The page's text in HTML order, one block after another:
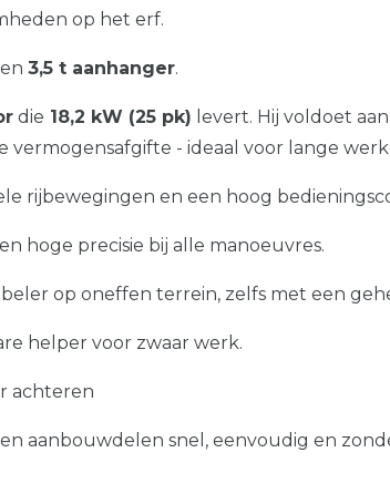
op het erf.
3,5 t aanhanger.
die 18,2 kW (25 pk) levert. Hij voldoet
- ideaal voor lange
rijbewegingen en een hoog
hoge precisie bij alle manoeuvres.
op oneffen terrein, zelfs met een
helper voor zwaar werk.
achteren
aanbouwdelen snel, eenvoudig en